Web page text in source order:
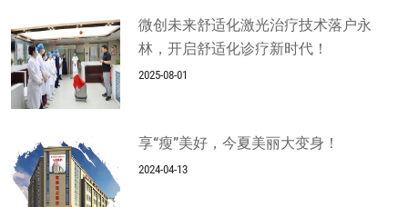
微创未来舒适化激光治疗技术落户永
林，开启舒适化诊疗新时代！
2025-08-01
享“瘦”美好，今夏美丽大变身！
2024-04-13